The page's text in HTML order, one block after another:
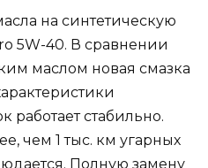
на синтетическую
5W-40. В сравнении
маслом новая смазка
стабильно.
чем 1 тыс. км угарных
Полную замену